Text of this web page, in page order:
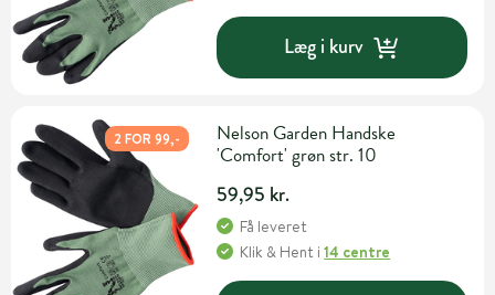
Læg i kurv
2 FOR 99,-
Nelson Garden Handske
'Comfort' grøn str. 10
59,95 kr.
Få leveret
Klik & Hent i14 centre